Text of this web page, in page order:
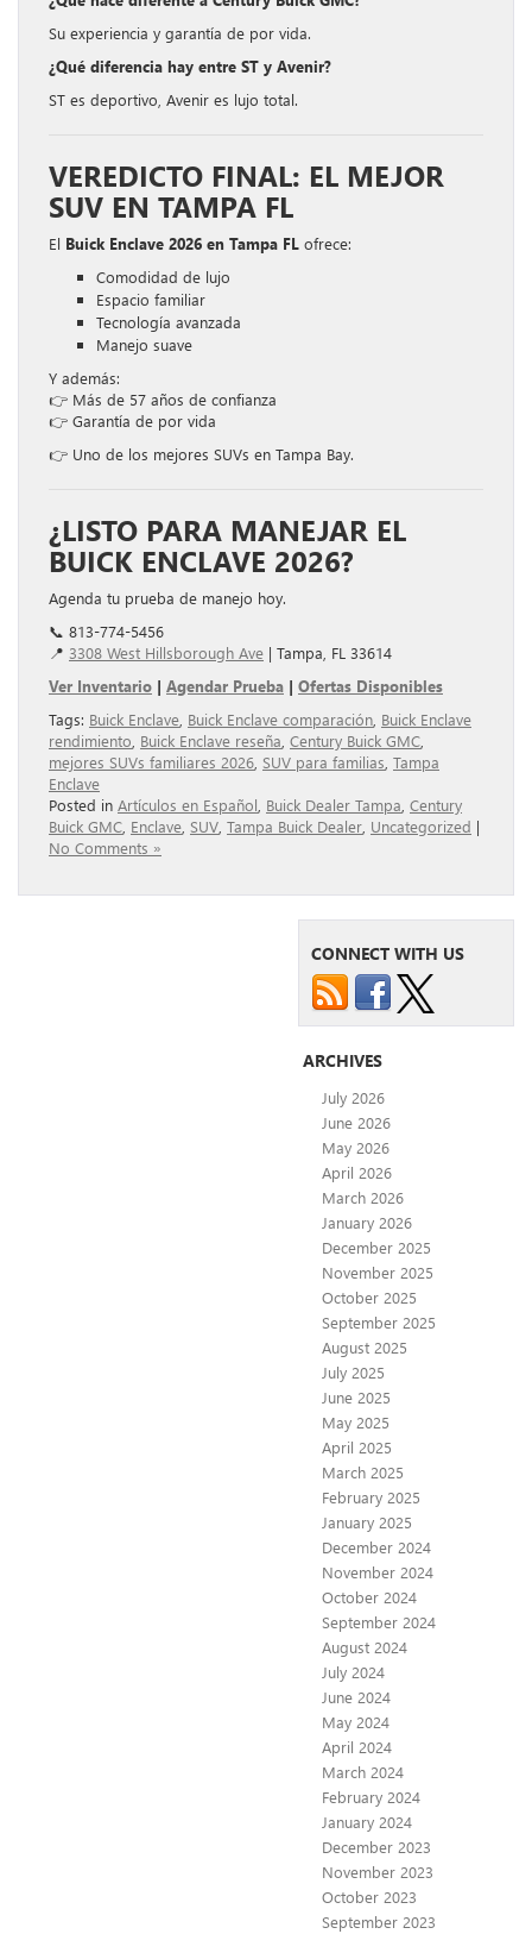
Su experiencia y garantía de por vida.
¿Qué diferencia hay entre ST y Avenir?
ST es deportivo, Avenir es lujo total.
VEREDICTO FINAL: EL MEJOR
SUV EN TAMPA FL
El Buick Enclave 2026 en Tampa FL ofrece:
Comodidad de lujo
Espacio familiar
Tecnología avanzada
Manejo suave
Y además:
👉 Más de 57 años de confianza
👉 Garantía de por vida
👉 Uno de los mejores SUVs en Tampa Bay.
¿LISTO PARA MANEJAR EL
BUICK ENCLAVE 2026?
Agenda tu prueba de manejo hoy.
📞 813-774-5456
📍 3308 West Hillsborough Ave | Tampa, FL 33614
Ver Inventario | Agendar Prueba | Ofertas Disponibles
Tags: Buick Enclave Buick Enclave comparación Buick Enclave
rendimiento Buick Enclave reseña Century Buick GMC
mejores SUVs familiares 2026 SUV para familias Tampa
Enclave
Posted in Artículos en Español Buick Dealer Tampa Century
Buick GMC Enclave SUV Tampa Buick Dealer Uncategorized |
No Comments »
CONNECT WITH US
ARCHIVES
July 2026
June 2026
May 2026
April 2026
March 2026
January 2026
December 2025
November 2025
October 2025
September 2025
August 2025
July 2025
June 2025
May 2025
April 2025
March 2025
February 2025
January 2025
December 2024
November 2024
October 2024
September 2024
August 2024
July 2024
June 2024
May 2024
April 2024
March 2024
February 2024
January 2024
December 2023
November 2023
October 2023
September 2023